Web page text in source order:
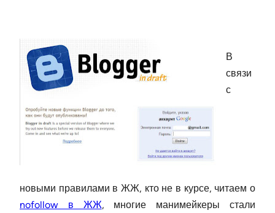
В
связи
с
новыми правилами в ЖЖ, кто не в курсе, читаем о
nofollow в ЖЖ, многие манимейкеры стали